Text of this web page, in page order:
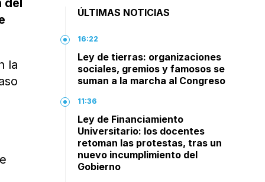
del
la
ÚLTIMAS NOTICIAS
16:22
Ley de tierras: organizaciones
sociales, gremios y famosos se
suman a la marcha al Congreso
11:36
Ley de Financiamiento
Universitario: los docentes
retoman las protestas, tras un
nuevo incumplimiento del
Gobierno